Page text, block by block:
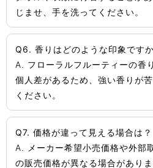
じませ、手を洗ってください。
Q6. 香りはどのような印象です
A. フローラルフルーティーの香
個人差があるため、強い香りが
ください。
Q7. 価格が違って見える場合は？
A. メーカー希望小売価格や外部
の販売価格が異なる場合があり